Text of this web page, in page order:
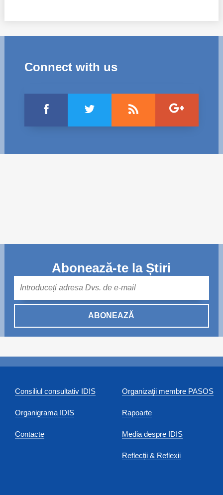
Cele mai bune și cele mai proaste politici locale din
Democrația, independența și transparența instituțiilor
Achiziții publice
Achizițiile publice în vizorul societății civile
Connect with us
Abonează-te la Știri
ABONEAZĂ
Consiliul consultativ IDIS
Organigrama IDIS
Contacte
Organizaţii membre PASOS
Rapoarte
Media despre IDIS
Reflecții & Reflexii